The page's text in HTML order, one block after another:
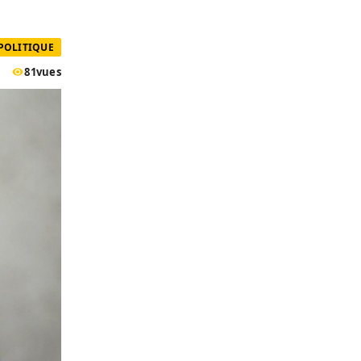
81vues